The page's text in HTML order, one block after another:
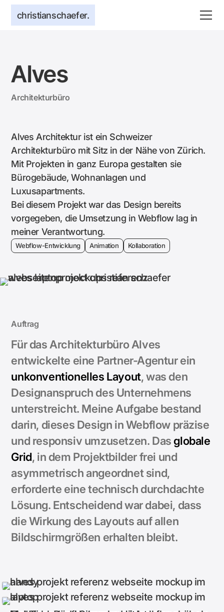
christianschaefer.
Alves
Architekturbüro
Alves Architektur ist ein Schweizer
Architekturbüro mit Sitz in der Nähe von Zürich.
Mit Projekten in ganz Europa gestalten sie
Bürogebäude, Wohnanlagen und
Luxusapartments.
Bei diesem Projekt war das Design bereits
vorgegeben, die Umsetzung in Webflow lag in
meiner Verantwortung.
Webflow-Entwicklung Animation Kollaboration
Auftrag
Für das Architekturbüro Alves
entwickelte eine Partner-Agentur ein
unkonventionelles Layout, was den
Designanspruch des Unternehmens
unterstreicht. Meine Aufgabe bestand
darin, dieses Design in Webflow präzise
und responsiv umzusetzen. Dasglobale
Grid, in dem Projektbilder frei und
asymmetrisch angeordnet sind,
erforderte eine technisch durchdachte
Lösung. Entscheidend war dabei, dass
die Wirkung des Layouts auf allen
Bildschirmgrößen erhalten bleibt.